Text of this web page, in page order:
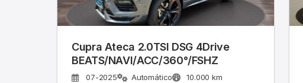
Cupra Ateca 2.0TSI DSG 4Drive
BEATS/NAVI/ACC/360°/FSHZ
07-2025 Automático
10.000 km